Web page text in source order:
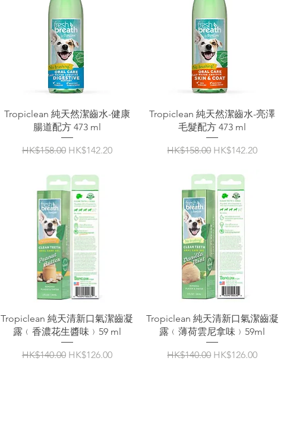
Tropiclean 純天然潔齒水-健康
腸道配方 473 ml
一般價格
HK$158.00 促銷價格
HK$142.20
Tropiclean 純天然潔齒水-亮澤
毛髮配方 473 ml
一般價格
HK$158.00 促銷價格
HK$142.20
Tropiclean 純天清新口氣潔齒凝
露﹙香濃花生醬味﹚59 ml
一般價格
HK$140.00 促銷價格
HK$126.00
Tropiclean 純天清新口氣潔齒凝
露﹙薄荷雲尼拿味﹚59ml
一般價格
HK$140.00 促銷價格
HK$126.00